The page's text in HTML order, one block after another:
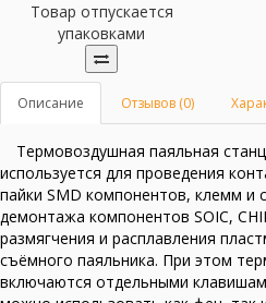
Товар отпускается
упаковками
Описание Отзывов (0)
Термовоздушная паяльная
используется для проведения
пайки SMD компонентов, клемм и
демонтажа компонентов SOIC,
размягчения и расплавления
съёмного паяльника. При этом
включаются отдельными